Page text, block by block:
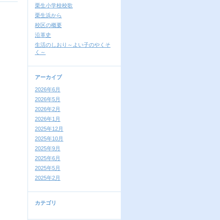
栗生小学校校歌
栗生浜から
校区の概要
沿革史
生活のしおり～よい子のやくそ
く～
アーカイブ
2026年6月
2026年5月
2026年2月
2026年1月
2025年12月
2025年10月
2025年9月
2025年6月
2025年5月
2025年2月
カテゴリ